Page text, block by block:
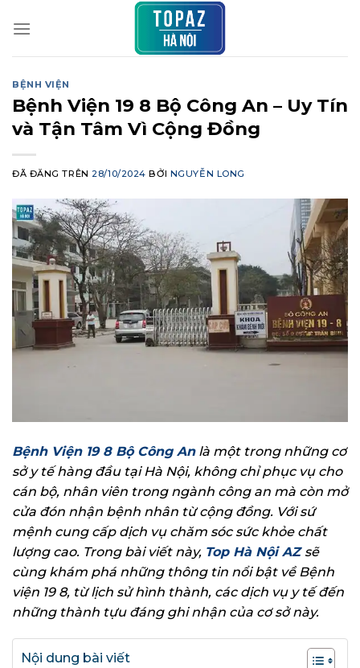
đến
BỆNH VIỆN
Bệnh Viện 19 8 Bộ Công An – Uy Tín
và Tận Tâm Vì Cộng Đồng
ĐÃ ĐĂNG TRÊN28/10/2024 BỞI NGUYỄN LONG
Bệnh Viện 19 8 Bộ Công Anlà một trong những cơ
sở y tế hàng đầu tại Hà Nội, không chỉ phục vụ cho
cán bộ, nhân viên trong ngành công an mà còn mở
cửa đón nhận bệnh nhân từ cộng đồng. Với sứ
mệnh cung cấp dịch vụ chăm sóc sức khỏe chất
lượng cao. Trong bài viết này, Top Hà Nội AZ sẽ
cùng khám phá những thông tin nổi bật về Bệnh
viện 19 8, từ lịch sử hình thành, các dịch vụ y tế đến
những thành tựu đáng ghi nhận của cơ sở này.
Nội dung bài viết